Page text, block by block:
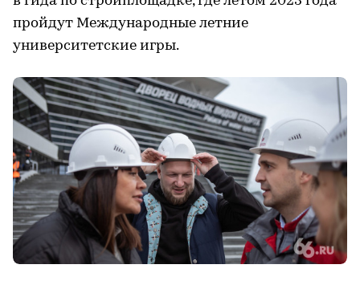
пройдут Международные летние
университетские игры.